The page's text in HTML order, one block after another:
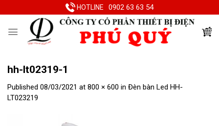
to
HOTLINE 0902 63 63 54
hh-lt02319-1
Published 08/03/2021 at 800 × 600 in Đèn bàn Led HH-
LT023219